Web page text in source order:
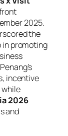
2025.
the
in promoting
incentive
while
2026
and